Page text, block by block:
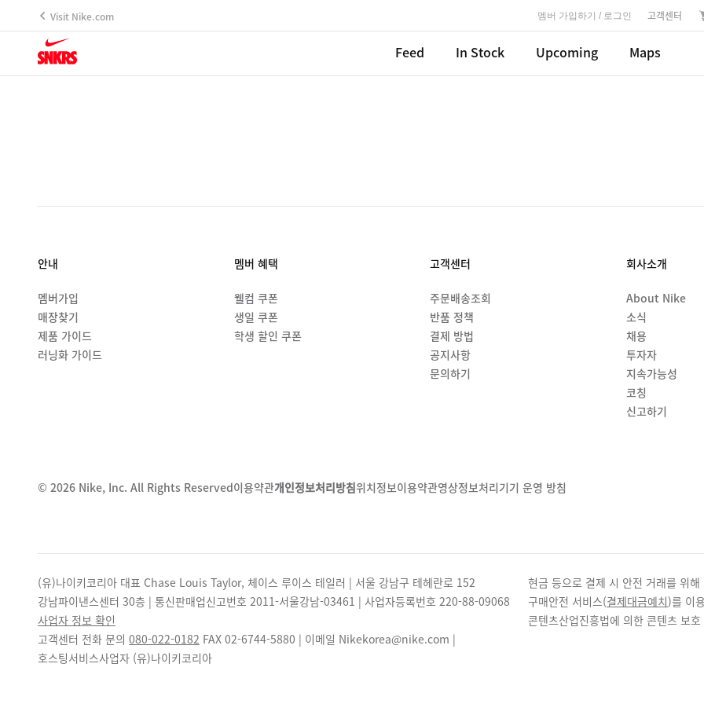
Visit Nike.com 멤버 가입하기 / 로그인 고객센터
Feed In Stock Upcoming Maps
안내
멤버가입
매장찾기
제품 가이드
러닝화 가이드
멤버 혜택
웰컴 쿠폰
생일 쿠폰
학생 할인 쿠폰
고객센터
주문배송조회
반품 정책
결제 방법
공지사항
문의하기
회사소개
About Nike
소식
채용
투자자
지속가능성
코칭
신고하기
© 2026 Nike, Inc. All Rights Reserved이용약관개인정보처리방침위치정보이용약관영상정보처리기기 운영 방침
(유)나이키코리아 대표 Chase Louis Taylor, 체이스 루이스 테일러 | 서울 강남구 테헤란로 152
강남파이낸스센터 30층 | 통신판매업신고번호 2011-서울강남-03461 | 사업자등록번호 220-88-09068
사업자 정보 확인
고객센터 전화 문의 080-022-0182 FAX 02-6744-5880 | 이메일 Nikekorea@nike.com |
호스팅서비스사업자 (유)나이키코리아
현금 등으로 결제 시 안전 거래를 위
구매안전 서비스(결제대금예치)를 이
콘텐츠산업진흥법에 의한 콘텐츠 보호